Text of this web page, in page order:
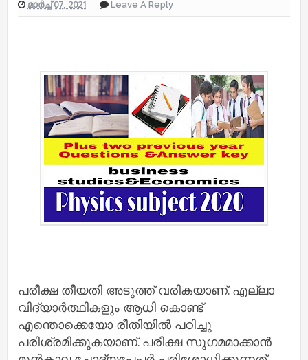
മാർച്ച് 07, 2021 Leave A Reply
പരീക്ഷ തീയതി അടുത്ത് വരികയാണ്. എല്ലാ
വിദ്യാർത്ഥികളും ആധി കൊണ്ട്
എന്തൊക്കെയോ രീതിയിൽ പഠിച്ചു
പരിശ്രമിക്കുകയാണ്. പരീക്ഷ സുഗമമാക്കാൻ